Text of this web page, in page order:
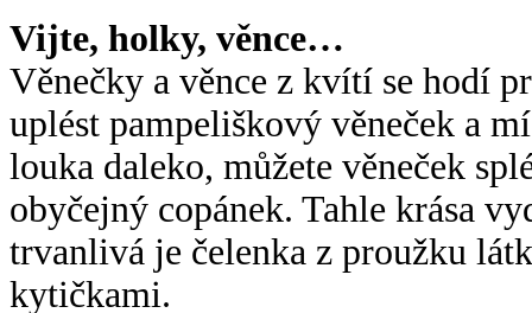
Vijte, holky, věnce…
Věnečky a věnce z kvítí se hodí
uplést pampeliškový věneček a
louka daleko, můžete věneček
obyčejný copánek. Tahle krása
trvanlivá je čelenka z proužku
kytičkami.